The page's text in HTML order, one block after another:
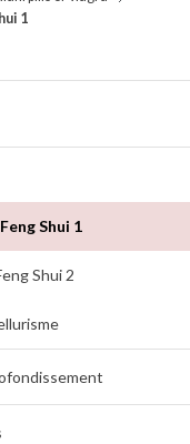
1
Shui 1
Shui 2